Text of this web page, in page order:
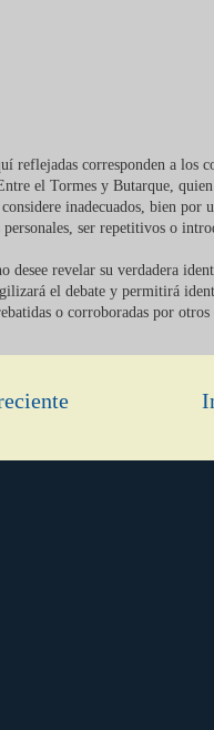
reflejadas corresponden a los
el Tormes y Butarque,
inadecuados, bien
personales, ser repetitivos o
desee revelar su verdadera
el debate y permitirá
o corroboradas por otros